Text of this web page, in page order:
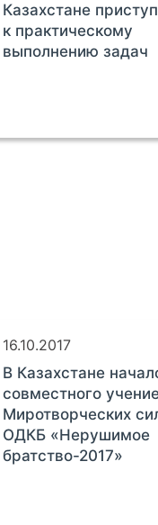
Казахстане
к практическому
выполнению задач
16.10.2017
В Казахстане
совместного
Миротворческих
ОДКБ «Нерушимое
братство-2017»